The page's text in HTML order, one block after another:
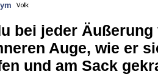
bei jeder
Auge, wie er
und am Sack